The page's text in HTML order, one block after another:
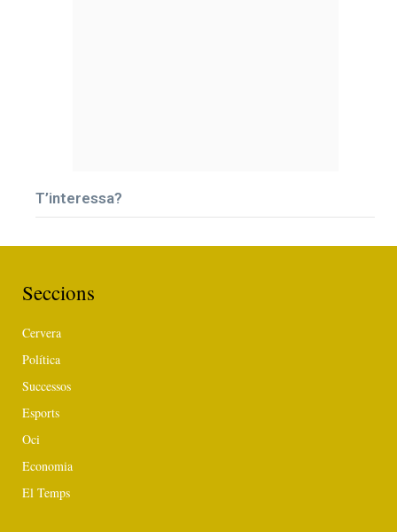
T’interessa?
Seccions
Cervera
Política
Successos
Esports
Oci
Economia
El Temps